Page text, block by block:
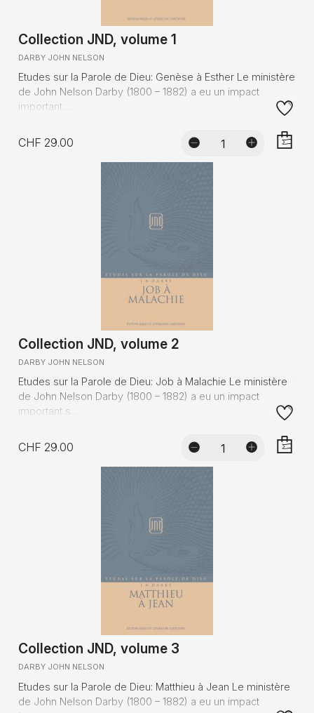
Collection JND, volume 1
DARBY JOHN NELSON
Etudes sur la Parole de Dieu: Genèse à Esther Le ministère
de John Nelson Darby (1800 – 1882) a eu un impact
important ...
CHF 29.00
Collection JND, volume 2
DARBY JOHN NELSON
Etudes sur la Parole de Dieu: Job à Malachie Le ministère
de John Nelson Darby (1800 – 1882) a eu un impact
important s...
CHF 29.00
Collection JND, volume 3
DARBY JOHN NELSON
Etudes sur la Parole de Dieu: Matthieu à Jean Le ministère
de John Nelson Darby (1800 – 1882) a eu un impact